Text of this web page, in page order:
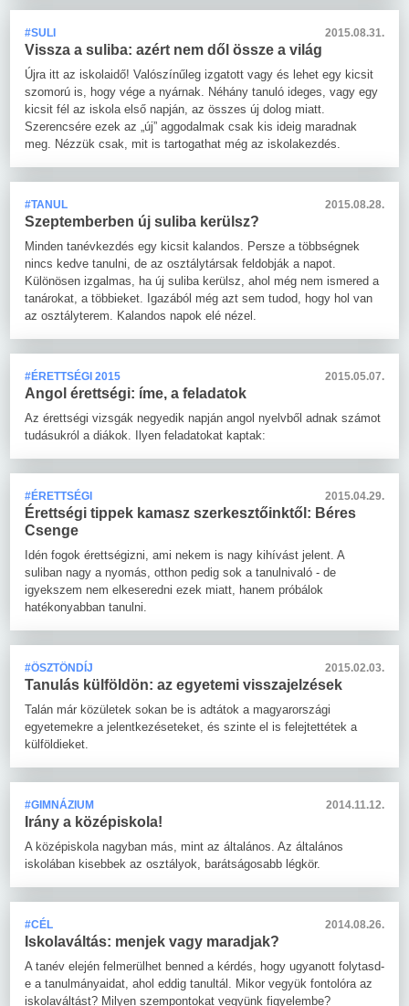
#SULI 2015.08.31.
Vissza a suliba: azért nem dől össze a világ
Újra itt az iskolaidő! Valószínűleg izgatott vagy és lehet egy kicsit
szomorú is, hogy vége a nyárnak. Néhány tanuló ideges, vagy egy
kicsit fél az iskola első napján, az összes új dolog miatt.
Szerencsére ezek az „új” aggodalmak csak kis ideig maradnak
meg. Nézzük csak, mit is tartogathat még az iskolakezdés.
#TANUL 2015.08.28.
Szeptemberben új suliba kerülsz?
Minden tanévkezdés egy kicsit kalandos. Persze a többségnek
nincs kedve tanulni, de az osztálytársak feldobják a napot.
Különösen izgalmas, ha új suliba kerülsz, ahol még nem ismered a
tanárokat, a többieket. Igazából még azt sem tudod, hogy hol van
az osztályterem. Kalandos napok elé nézel.
#ÉRETTSÉGI 2015 2015.05.07.
Angol érettségi: íme, a feladatok
Az érettségi vizsgák negyedik napján angol nyelvből adnak számot
tudásukról a diákok. Ilyen feladatokat kaptak:
#ÉRETTSÉGI 2015.04.29.
Érettségi tippek kamasz szerkesztőinktől: Béres
Csenge
Idén fogok érettségizni, ami nekem is nagy kihívást jelent. A
suliban nagy a nyomás, otthon pedig sok a tanulnivaló - de
igyekszem nem elkeseredni ezek miatt, hanem próbálok
hatékonyabban tanulni.
#ÖSZTÖNDÍJ 2015.02.03.
Tanulás külföldön: az egyetemi visszajelzések
Talán már közületek sokan be is adtátok a magyarországi
egyetemekre a jelentkezéseteket, és szinte el is felejtettétek a
külföldieket.
#GIMNÁZIUM 2014.11.12.
Irány a középiskola!
A középiskola nagyban más, mint az általános. Az általános
iskolában kisebbek az osztályok, barátságosabb légkör.
#CÉL 2014.08.26.
Iskolaváltás: menjek vagy maradjak?
A tanév elején felmerülhet benned a kérdés, hogy ugyanott folytasd-
e a tanulmányaidat, ahol eddig tanultál. Mikor vegyük fontolóra az
iskolaváltást? Milyen szempontokat vegyünk figyelembe?